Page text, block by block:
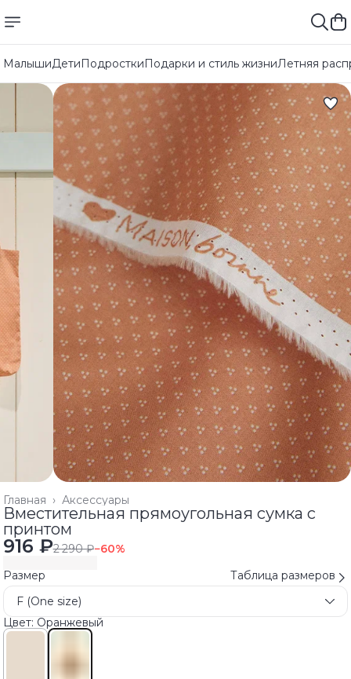
МалышиДетиПодросткиПодарки и стиль жизниЛетняя
Аксессуары
Главная ›
Вместительная прямоугольная сумка с
принтом
916 ₽2 290 ₽−60%
Размер
Таблица размеров
F (One size)
Цвет: Оранжевый